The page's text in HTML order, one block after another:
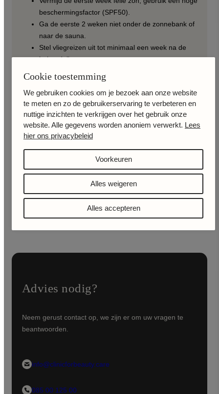
Advies nodig?
Neem gerust contact op, we zijn er om uw vragen te
beantwoorden.
info@clinicforbeauty.care
085 00 125 00
beschermingsfactor (SPF50).
Ga de eerste 2 weken niet onder de zonnebank of
naar de sauna.
Stel vliegreizen uit tot minimaal een week na de
behandeling.
Koelen mag tegen de zwelling, en voor blauwe
plekjes raden wij arnica zalf aan.
Onze artsen zijn BIG-geregistreerd en werken uitsluitend
met veilige en gecontroleerde methodes. Uw comfort en
het bereiken van een natuurlijk resultaat staan altijd
voorop.
We heten u graag welkom in onze kliniek voor een
persoonlijke en prettige ervaring.
Neem contact op
Cookie toestemming
We gebruiken cookies om je bezoek aan onze website
te meten en zo de gebruikerservaring te verbeteren en
nuttige inzichten te verkrijgen over het gebruik onze
website. Alle gegevens worden anoniem verwerkt. Lees
hier ons privacybeleid
Voorkeuren
Alles weigeren
Alles accepteren